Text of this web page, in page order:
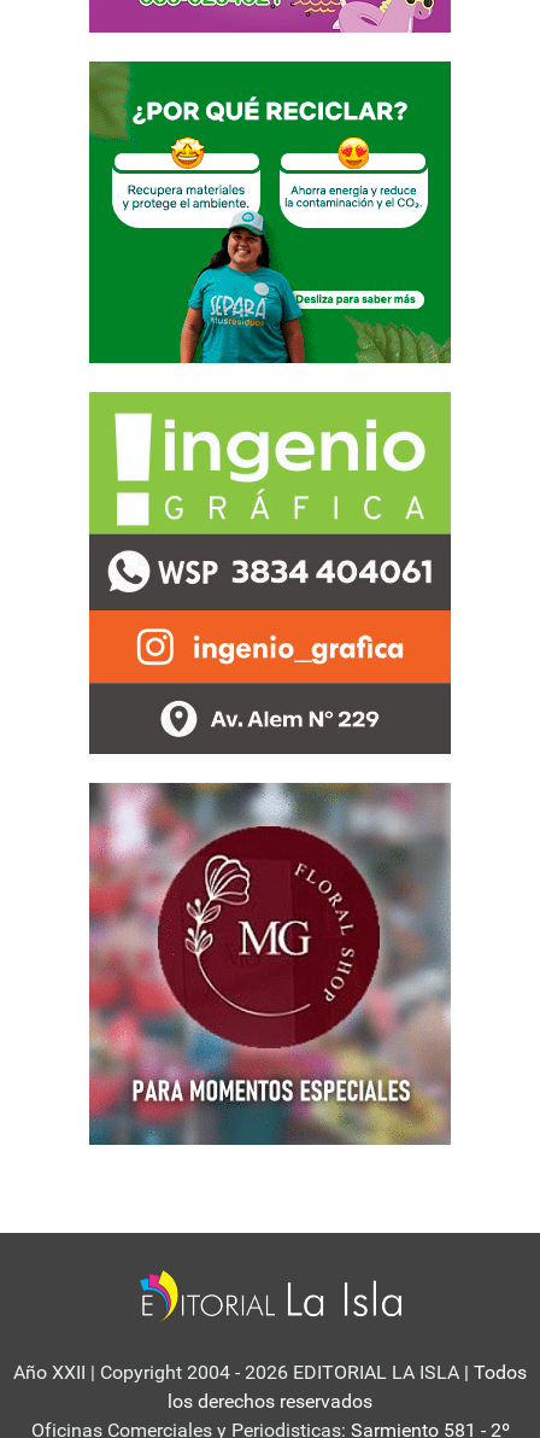
Año XXII | Copyright 2004 - 2026 EDITORIAL LA ISLA | Todos
los derechos reservados
Oficinas Comerciales y Periodisticas: Sarmiento 581 - 2º